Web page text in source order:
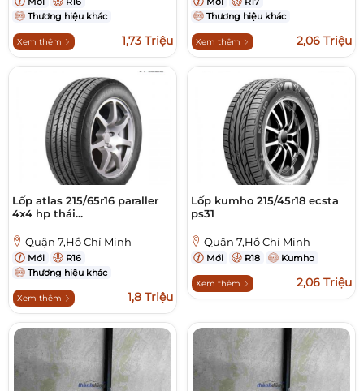
Thương hiệu khác
Xem thêm 1,73 Triệu
Thương hiệu khác
Xem thêm 2,06 Triệu
Lốp atlas 215/65r16 paraller
4x4 hp thái...
Quận 7,Hồ Chí Minh
Mới
R16
Thương hiệu khác
Xem thêm 1,8 Triệu
Lốp kumho 215/45r18 ecsta
ps31
Quận 7,Hồ Chí Minh
Mới R18 Kumho
Xem thêm 2,06 Triệu